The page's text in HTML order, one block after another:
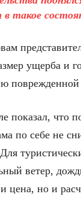
в такое
ущерба и
показал, что
по себе не
ветер,
цена, но и